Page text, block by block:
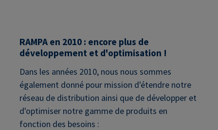
RAMPA en 2010 : encore plus de
développement et d'optimisation !
Dans les années 2010, nous nous sommes
également donné pour mission d'étendre notre
réseau de distribution ainsi que de développer et
d'optimiser notre gamme de produits en
fonction des besoins :